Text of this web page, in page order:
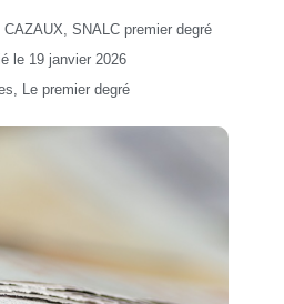
SNALC premier degré
le 19 janvier 2026
, Le premier degré